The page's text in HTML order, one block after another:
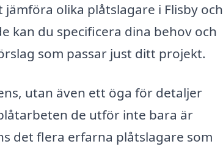
jämföra olika plåtslagare i Flisby och
kan du specificera dina behov och
som passar just ditt projekt.
utan även ett öga för detaljer
de utför inte bara är
det flera erfarna plåtslagare som